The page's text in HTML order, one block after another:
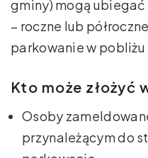
gminy) mogą ubiegać
– roczne lub
parkowanie w
Kto może złożyć
Osoby
przynależącym do